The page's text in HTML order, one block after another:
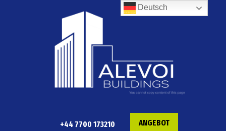
+44 7700 173210 ANGEBOT
Deutsch